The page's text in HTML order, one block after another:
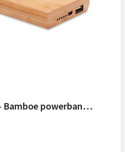
ARENAPOWER - Bamboe powerbank 4000 mAh